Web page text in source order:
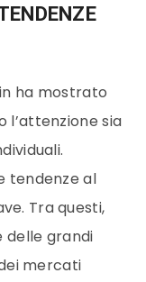
ha mostrato
l’attenzione sia
tendenze al
Tra questi,
delle grandi
mercati